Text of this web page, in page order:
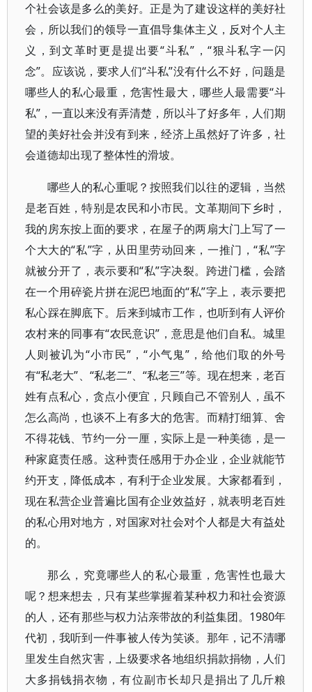
个社会该是多么的美好。正是为了建设这样的美好社
会，所以我们的领导一直倡导集体主义，反对个人主
义，到文革时更是提出要“斗私”，“狠斗私字一闪
念”。应该说，要求人们“斗私”没有什么不好，问题是
哪些人的私心最重，危害性最大，哪些人最需要“斗
私”，一直以来没有弄清楚，所以斗了好多年，人们期
望的美好社会并没有到来，经济上虽然好了许多，社
会道德却出现了整体性的滑坡。
哪些人的私心重呢？按照我们以往的逻辑，当然
是老百姓，特别是农民和小市民。文革期间下乡时，
我的房东按上面的要求，在屋子的两扇大门上写了一
个大大的“私”字，从田里劳动回来，一推门，“私”字
就被分开了，表示要和“私”字决裂。跨进门槛，会踏
在一个用碎瓷片拼在泥巴地面的“私”字上，表示要把
私心踩在脚底下。后来到城市工作，也听到有人评价
农村来的同事有“农民意识”，意思是他们自私。城里
人则被讥为“小市民”，“小气鬼”，给他们取的外号
有“私老大”、“私老二”、“私老三”等。现在想来，老百
姓有点私心，贪点小便宜，只顾自己不管别人，虽不
怎么高尚，也谈不上有多大的危害。而精打细算、舍
不得花钱、节约一分一厘，实际上是一种美德，是一
种家庭责任感。这种责任感用于办企业，企业就能节
约开支，降低成本，有利于企业发展。大家都看到，
现在私营企业普遍比国有企业效益好，就表明老百姓
的私心用对地方，对国家对社会对个人都是大有益处
的。
那么，究竟哪些人的私心最重，危害性也最大
呢？想来想去，只有某些掌握着某种权力和社会资源
的人，还有那些与权力沾亲带故的利益集团。1980年
代初，我听到一件事被人传为笑谈。那年，记不清哪
里发生自然灾害，上级要求各地组织捐款捐物，人们
大多捐钱捐衣物，有位副市长却只是捐出了几斤粮